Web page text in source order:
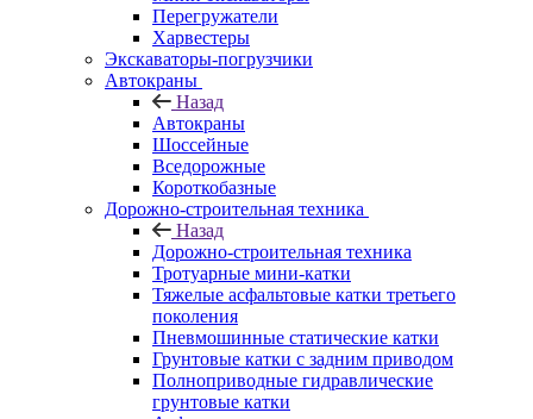
Перегружатели
Харвестеры
Экскаваторы-погрузчики
Автокраны
Назад
Автокраны
Шоссейные
Вседорожные
Короткобазные
Дорожно-строительная техника
Назад
Дорожно-строительная техника
Тротуарные мини-катки
Тяжелые асфальтовые катки третьего
поколения
Пневмошинные статические катки
Грунтовые катки с задним приводом
Полноприводные гидравлические
грунтовые катки